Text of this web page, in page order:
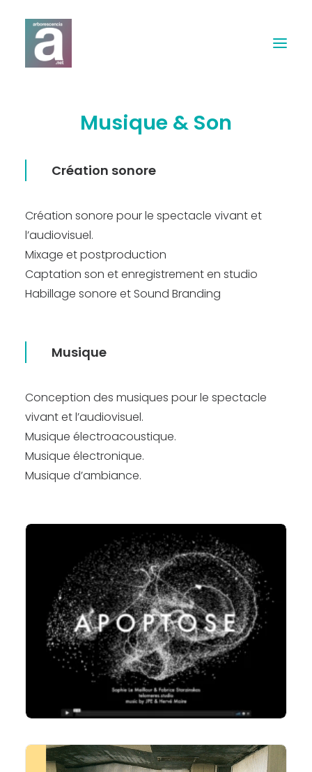
Expertises
Webdesign
Musique & Son
Contact
Musique & Son
Création sonore
Création sonore pour le spectacle vivant et
l’audiovisuel.
Mixage et postproduction
Captation son et enregistrement en studio
Habillage sonore et Sound Branding
Musique
Conception des musiques pour le spectacle
vivant et l’audiovisuel.
Musique électroacoustique.
Musique électronique.
Musique d’ambiance.
LIRE LA SUITE